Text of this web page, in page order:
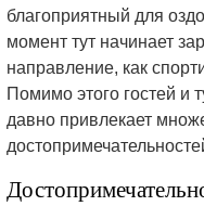
благоприятный для
момент тут начинает
направление, как
Помимо этого гостей и
давно привлекает